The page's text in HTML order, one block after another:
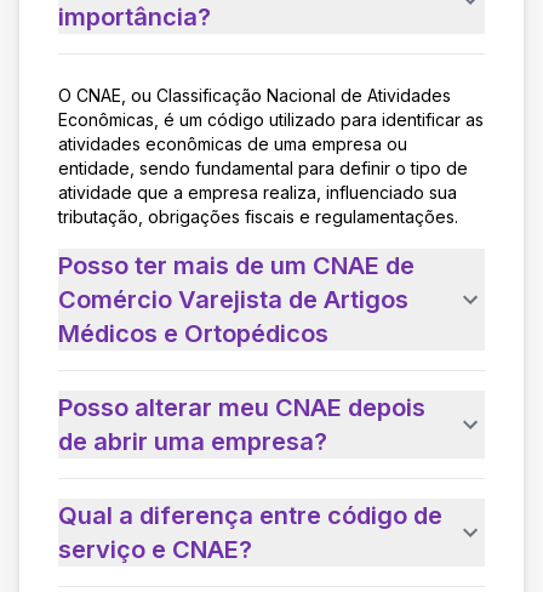
importância?
O CNAE, ou Classificação Nacional de Atividades
Econômicas, é um código utilizado para identificar as
atividades econômicas de uma empresa ou
entidade, sendo fundamental para definir o tipo de
atividade que a empresa realiza, influenciado sua
tributação, obrigações fiscais e regulamentações.
Posso ter mais de um CNAE de
Comércio Varejista de Artigos
Médicos e Ortopédicos
Posso alterar meu CNAE depois
de abrir uma empresa?
Qual a diferença entre código de
serviço e CNAE?